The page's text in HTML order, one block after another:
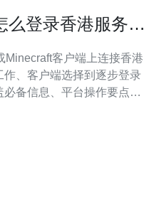
么登录香港服务器
客户端上连接香港
、客户端选择到逐步登录
备信息、平台操作要点、
手之前，请至少准备以下